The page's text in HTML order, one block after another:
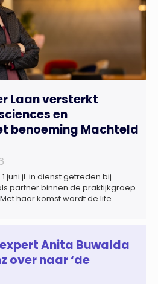
Laan versterkt
en
benoeming Machteld
juni jl. in dienst getreden bij
partner binnen de praktijkgroep
haar komst wordt de life
de life sciences sector en de […]
Anita Buwalda
over naar ‘de